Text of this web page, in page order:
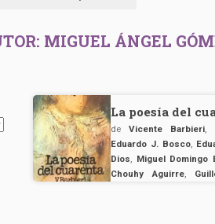
MIGUEL ÁNGEL
La poesía del
deVicente Barbieri,
Eduardo J. Bosco,
Dios, Miguel Domingo
Chouhy Aguirre,